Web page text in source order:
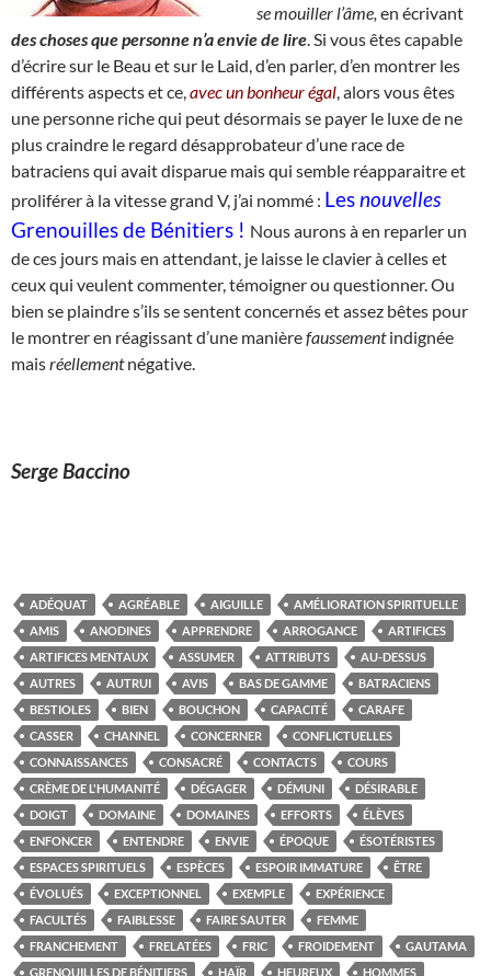
semouiller l’âme, en écrivant
des choses que personne n’a envie de lire . Si vous êtes capable
d’écrire sur le Beau et sur le Laid, d’en parler, d’en montrer les
différents aspects et ce, avec un bonheur égal , alors vous êtes
une personne riche qui peut désormais se payer le luxe de ne
plus craindre le regard désapprobateur d’une race de
batraciens qui avait disparue mais qui semble réapparaitre et
proliférer à la vitesse grand V, j’ai nommé : Lesnouvelles
Grenouilles de Bénitiers ! Nous aurons à en reparler un
de ces jours mais en attendant, je laisse le clavier à celles et
ceux qui veulent commenter, témoigner ou questionner. Ou
bien se plaindre s’ils se sentent concernés et assez bêtes pour
le montrer en réagissant d’une manièrefaussementindignée
maisréellementnégative.
Serge Baccino
ADÉQUAT AGRÉABLE AIGUILLE
AMÉLIORATION SPIRITUELLE
AMIS
ANODINES APPRENDRE ARROGANCE
ARTIFICES
ARTIFICES MENTAUX
ASSUMER ATTRIBUTS
AU-DESSUS
AUTRES
AUTRUI AVIS BAS DE GAMME
BATRACIENS
BESTIOLES
BIEN BOUCHON CAPACITÉ
CARAFE
CASSER
CHANNEL CONCERNER
CONFLICTUELLES
CONNAISSANCES
CONSACRÉ CONTACTS
COURS
CRÈME DE L'HUMANITÉ
DÉGAGER DÉMUNI
DÉSIRABLE
DOIGT
DOMAINE DOMAINES EFFORTS
ÉLÈVES
ENFONCER
ENTENDRE ENVIE ÉPOQUE
ÉSOTÉRISTES
ESPACES SPIRITUELS
ESPÈCES ESPOIR IMMATURE
ÊTRE
ÉVOLUÉS
EXCEPTIONNEL EXEMPLE
EXPÉRIENCE
FACULTÉS
FAIBLESSE FAIRE SAUTER
FEMME
FRANCHEMENT
FRELATÉES FRIC FROIDEMENT
GAUTAMA
GRENOUILLES DE BÉNITIERS
HAÏR HEUREUX HOMMES